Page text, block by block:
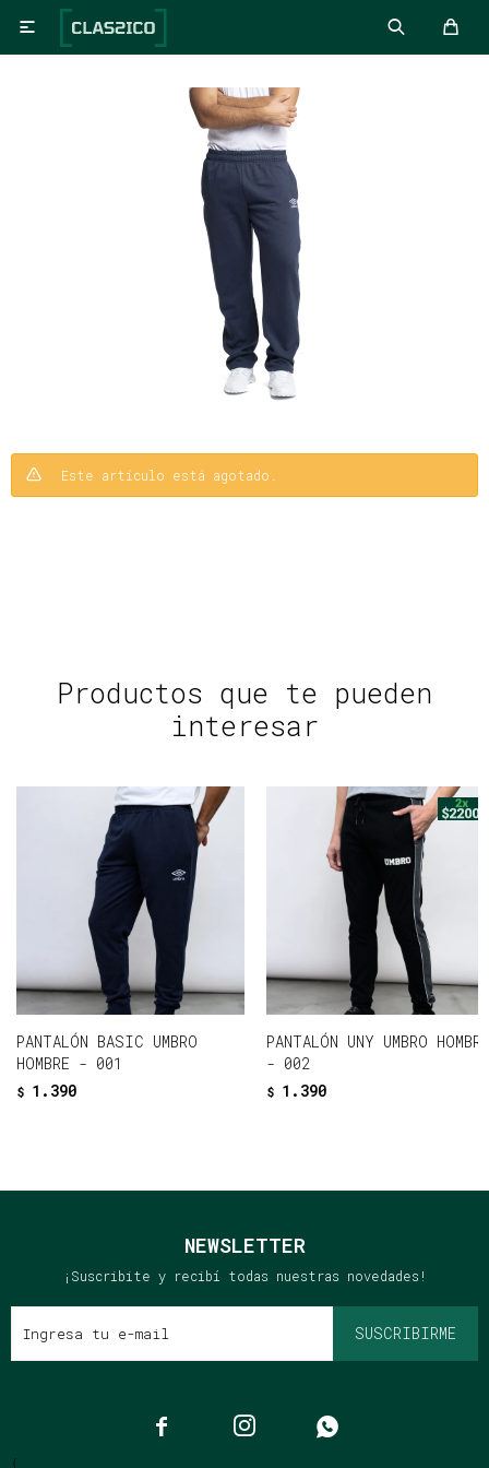

Este artículo está agotado.
Productos que te pueden
interesar
PANTALÓN BASIC UMBRO
HOMBRE - 001
$ 1.390
PANTALÓN UNY UMBRO HOMBRE
- 002
$ 1.390
NEWSLETTER
¡Suscribite y recibí todas nuestras novedades!
SUSCRIBIRME
  
{